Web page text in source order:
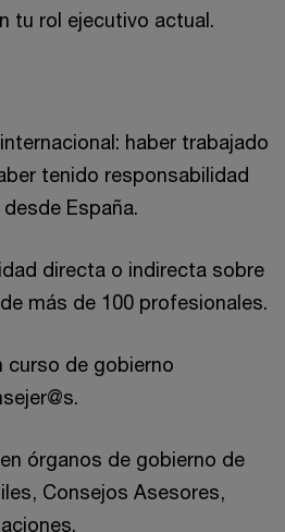
tu rol ejecutivo actual.
haber trabajado
tenido responsabilidad
España.
directa o indirecta sobre
más de 100 profesionales.
curso de gobierno
órganos de gobierno de
Consejos Asesores,